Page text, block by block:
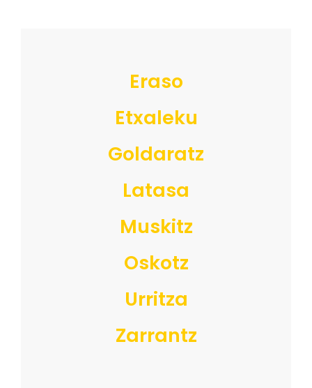
Eraso
Etxaleku
Goldaratz
Latasa
Muskitz
Oskotz
Urritza
Zarrantz